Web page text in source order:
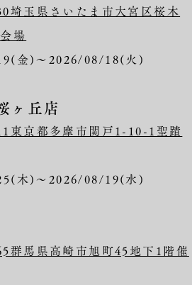
埼玉県さいたま市大宮区桜木
場
金)～2026/08/18(火)
ヶ丘店
東京都多摩市関戸1-10-1聖蹟
木)～2026/08/19(水)
群馬県高崎市旭町45地下1階催